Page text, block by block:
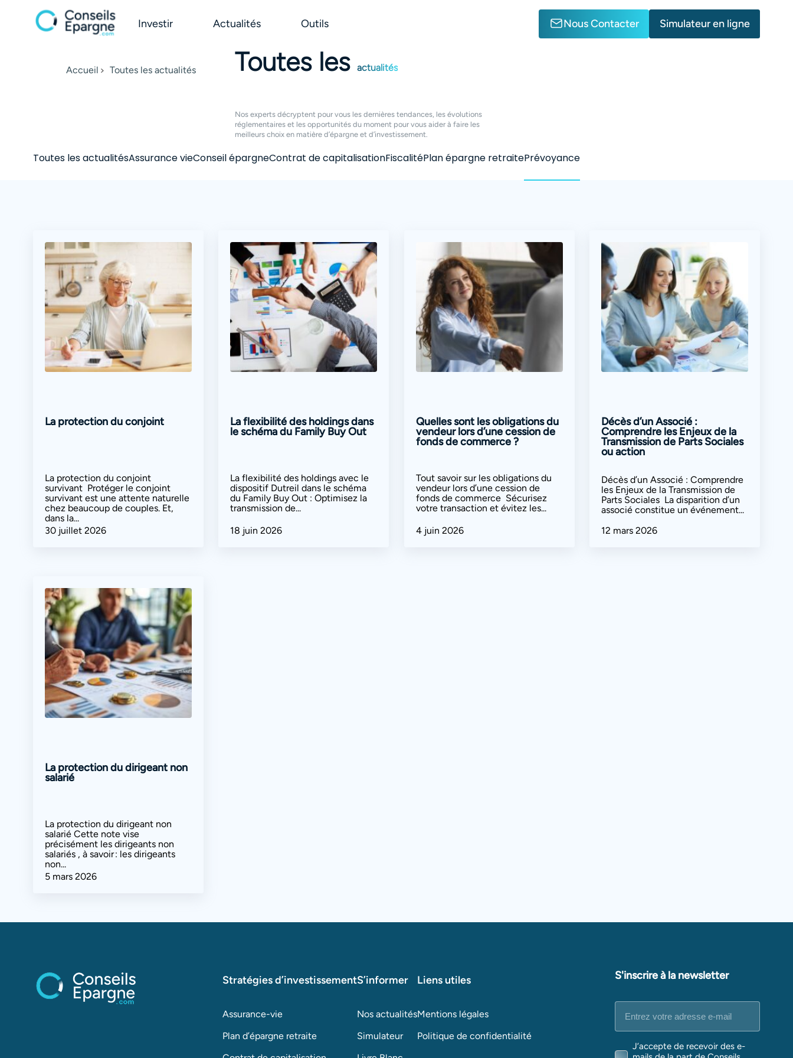
Investir Actualités Outils Nous Contacter Simulateur en ligne
Accueil Toutes les actualités Toutes les actualités
Nos experts décryptent pour vous les dernières tendances, les évolutions
réglementaires et les opportunités du moment pour vous aider à faire les
meilleurs choix en matière d’épargne et d’investissement.
Toutes les actualitésAssurance vieConseil épargneContrat de capitalisationFiscalitéPlan épargne retraitePrévoyance
La protection du conjoint
La protection du conjoint
survivant Protéger le conjoint
survivant est une attente naturelle
chez beaucoup de couples. Et,
dans la...
30 juillet 2026
La flexibilité des holdings dans
le schéma du Family Buy Out
La flexibilité des holdings avec le
dispositif Dutreil dans le schéma
du Family Buy Out : Optimisez la
transmission de...
18 juin 2026
Quelles sont les obligations du
vendeur lors d’une cession de
fonds de commerce ?
Tout savoir sur les obligations du
vendeur lors d’une cession de
fonds de commerce Sécurisez
votre transaction et évitez les...
4 juin 2026
Décès d’un Associé :
Comprendre les Enjeux de la
Transmission de Parts Sociales
ou action
Décès d’un Associé : Comprendre
les Enjeux de la Transmission de
Parts Sociales La disparition d’un
associé constitue un événement...
12 mars 2026
La protection du dirigeant non
salarié
La protection du dirigeant non
salarié Cette note vise
précisément les dirigeants non
salariés , à savoir : les dirigeants
non...
5 mars 2026
Stratégies d’investissement
Assurance-vie
Plan d’épargne retraite
S’informer
Nos actualités
Simulateur
Liens utiles
Mentions légales
Politique de confidentialité
S'inscrire à la newsletter
mail(Nécessaire)
RGPD(Nécessaire)
J’accepte de recevoir des e-